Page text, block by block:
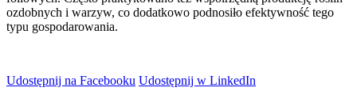
ozdobnych i warzyw, co dodatkowo podnosiło efektywność tego
typu gospodarowania.
Udostępnij na Facebooku Udostępnij w LinkedIn